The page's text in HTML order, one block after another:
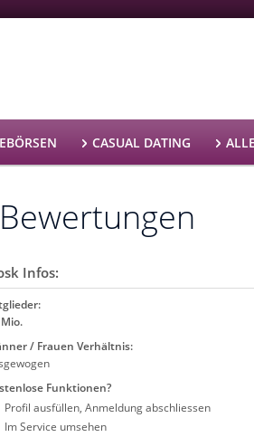
CASUAL DATING ALLE
Infos:
/ Frauen Verhältnis:
Funktionen?
Profil ausfüllen, Anmeldung abschliessen
Im Service umsehen